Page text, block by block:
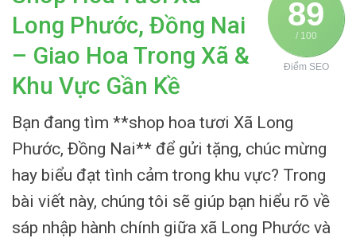
89
/ 100
Điểm SEO
Long Phước, Đồng Nai
– Giao Hoa Trong Xã &
Khu Vực Gần Kề
Bạn đang tìm **shop hoa tươi Xã Long
Phước, Đồng Nai** để gửi tặng, chúc mừng
hay biểu đạt tình cảm trong khu vực? Trong
bài viết này, chúng tôi sẽ giúp bạn hiểu rõ về
sáp nhập hành chính giữa xã Long Phước và